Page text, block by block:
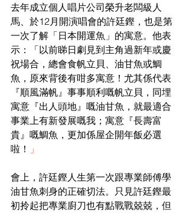
去年成立個人唱片公司榮升老闆級人
馬、於12月開演唱會的許廷鏗，也是第
一次了解「日本開運魚」的寓意。他表
示：「以前睇日劇見到主角過新年或慶
祝場合，總會食帆立貝、油甘魚或鯛
魚，原來背後有咁多寓意！尤其係代表
『順風滿帆』事事順利嘅帆立貝，同埋
寓意『出人頭地』嘅油甘魚，就最適合
事業上有新發展嘅我；寓意『長壽富
貴』嘅鯛魚，更加係屋企開年飯必選
啦！
」
會上，許廷鏗人生第一次跟專業師傅學
油甘魚刺身的正確切法。只見許廷鏗最
初拎起把專業廚刀也有點戰戰兢兢，但